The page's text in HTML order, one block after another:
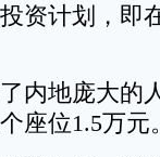
资计划，即
地庞大的
座位1.5万元